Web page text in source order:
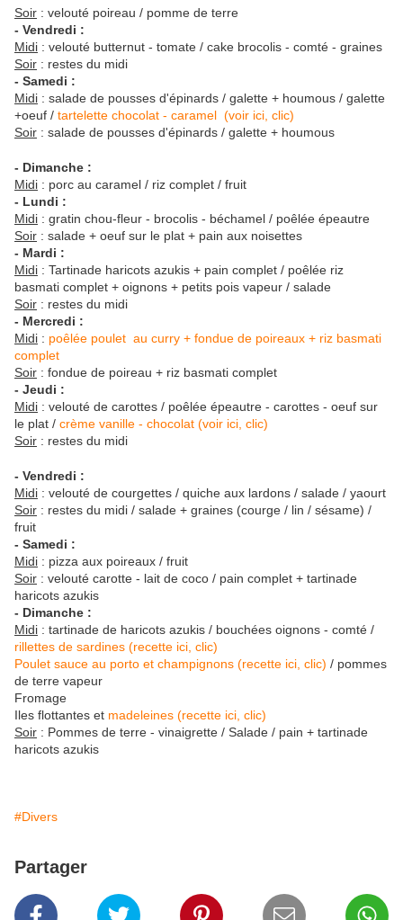
Soir : velouté poireau / pomme de terre
- Vendredi :
Midi : velouté butternut - tomate / cake brocolis - comté - graines
Soir : restes du midi
- Samedi :
Midi : salade de pousses d'épinards / galette + houmous / galette
+oeuf / tartelette chocolat - caramel (voir ici, clic)
Soir : salade de pousses d'épinards / galette + houmous
- Dimanche :
Midi : porc au caramel / riz complet / fruit
- Lundi :
Midi : gratin chou-fleur - brocolis - béchamel / poêlée épeautre
Soir : salade + oeuf sur le plat + pain aux noisettes
- Mardi :
Midi : Tartinade haricots azukis + pain complet / poêlée riz
basmati complet + oignons + petits pois vapeur / salade
Soir : restes du midi
- Mercredi :
Midi : poêlée poulet au curry + fondue de poireaux + riz basmati
complet
Soir : fondue de poireau + riz basmati complet
- Jeudi :
Midi : velouté de carottes / poêlée épeautre - carottes - oeuf sur
le plat / crème vanille - chocolat (voir ici, clic)
Soir : restes du midi
- Vendredi :
Midi : velouté de courgettes / quiche aux lardons / salade / yaourt
Soir : restes du midi / salade + graines (courge / lin / sésame) /
fruit
- Samedi :
Midi : pizza aux poireaux / fruit
Soir : velouté carotte - lait de coco / pain complet + tartinade
haricots azukis
- Dimanche :
Midi : tartinade de haricots azukis / bouchées oignons - comté /
rillettes de sardines (recette ici, clic)
Poulet sauce au porto et champignons (recette ici, clic) / pommes
de terre vapeur
Fromage
Iles flottantes et madeleines (recette ici, clic)
Soir : Pommes de terre - vinaigrette / Salade / pain + tartinade
haricots azukis
#Divers
Partager